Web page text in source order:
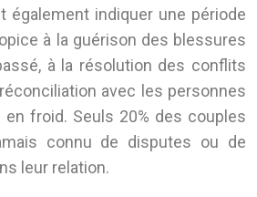
également indiquer une période
à la guérison des blessures
à la résolution des conflits
avec les personnes
froid. Seuls 20% des couples
connu de disputes ou de
leur relation.